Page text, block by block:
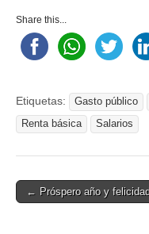
Share this...
Etiquetas: Gasto público
Renta básica
Salarios
Post
← Próspero año y